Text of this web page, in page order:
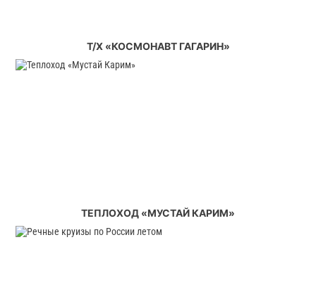
Т/Х «КОСМОНАВТ ГАГАРИН»
ТЕПЛОХОД «МУСТАЙ КАРИМ»